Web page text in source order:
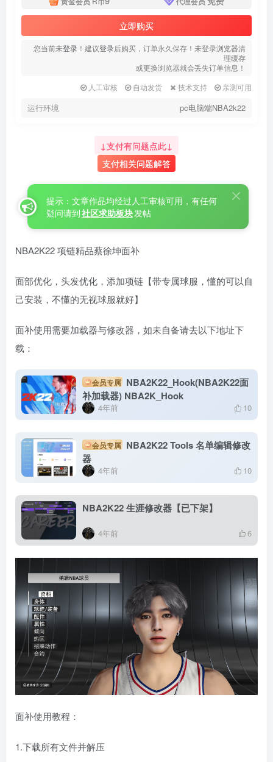
立即购买
您当前未登录 ！建议登录后购买，订单永久保存！未登录浏览器清
理缓存
或更换浏览器就会丢失订单信息！
人工审核
自动发货 技术支持 亲测可用
运行环境 pc电脑端NBA2k22
↓支付有问题点此↓
支付相关问题解答
提示：文章作品均经过人工审核可用，有任何
疑问请到社区求助板块发帖
NBA2K22 项链精品蔡徐坤面补
面部优化，头发优化，添加项链【带专属球服，懂的可以自
己安装，不懂的无视球服就好】
面补使用需要加载器与修改器，如未自备请去以下地址下
载：
会员专属 NBA2K22_Hook(NBA2K22面
补加载器) NBA2K_Hook
4年前 10
会员专属 NBA2K22 Tools 名单编辑修改
器
4年前 10
NBA2K22 生涯修改器【已下架】
4年前 6
面补使用教程：
1.下载所有文件并解压